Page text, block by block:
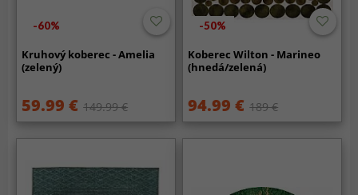
-60%
Kruhový koberec - Amelia
(zelený)
59.99 € 149.99 €
-50%
Koberec Wilton - Marineo
(hnedá/zelená)
94.99 € 189 €